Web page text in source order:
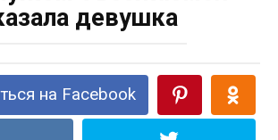
девушка
на Facebook